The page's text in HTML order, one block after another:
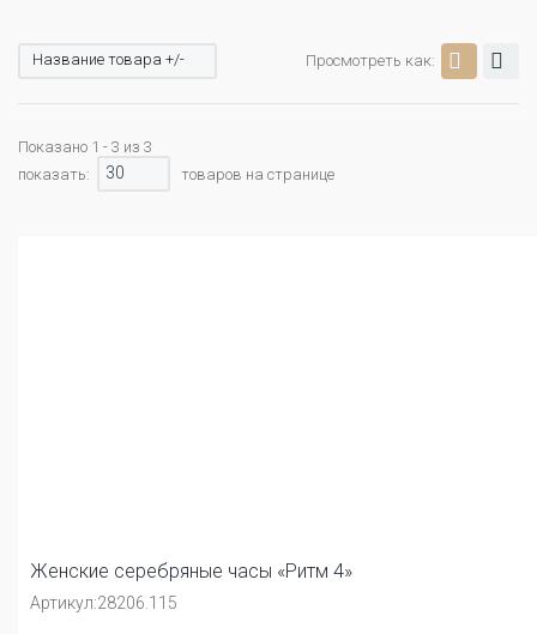
Просмотреть как:
Название товара +/-
Показано 1 - 3 из 3
показать:
30 товаров на странице
Женские серебряные часы «Ритм 4»
Артикул:28206.115